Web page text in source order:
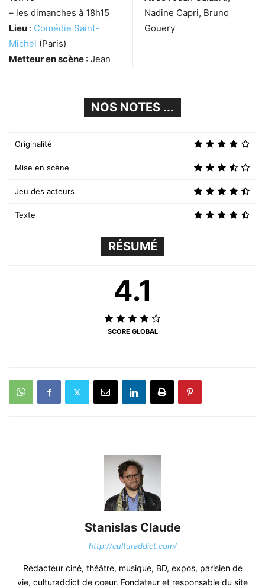
– les dimanches à 18h15
Lieu : Comédie Saint-
Michel (Paris)
Metteur en scène : Jean
Nadine Capri, Bruno
Gouery
NOS NOTES ...
Originalité
Mise en scène
Jeu des acteurs
Texte
RÉSUMÉ
4.1
SCORE GLOBAL
Stanislas Claude
http://culturaddict.com/
Rédacteur ciné, théâtre, musique, BD, expos, parisien de
vie, culturaddict de coeur. Fondateur et responsable du site